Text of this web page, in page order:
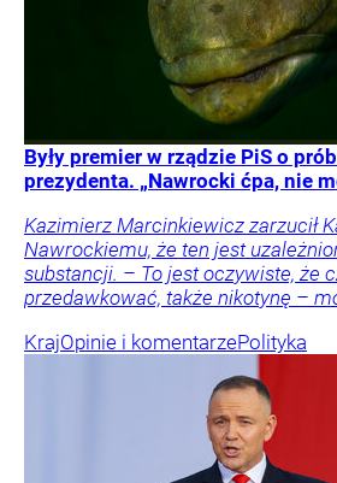
Były premier w rządzie PiS o
prezydenta. „Nawrocki ćpa, nie
Kazimierz Marcinkiewicz zarzucił
Nawrockiemu, że ten jest
substancji. – To jest oczywiste, że
przedawkować, także nikotynę –
KrajOpinie i komentarzePolityka